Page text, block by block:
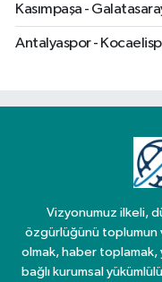
Kasımpaşa -
Antalyaspor -
Vizyonumuz ilkeli,
özgürlüğünü toplumun
olmak, haber toplamak,
bağlı kurumsal